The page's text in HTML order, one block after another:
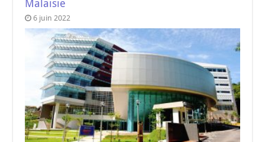
Malaisie
6 juin 2022